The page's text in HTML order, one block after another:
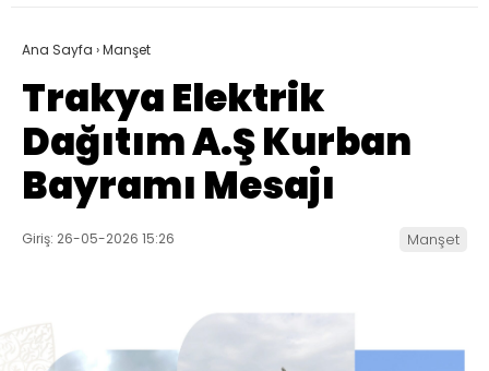
Ana Sayfa ›Manşet
Trakya Elektrik
Dağıtım A.Ş Kurban
Bayramı Mesajı
Giriş: 26-05-2026 15:26 Manşet